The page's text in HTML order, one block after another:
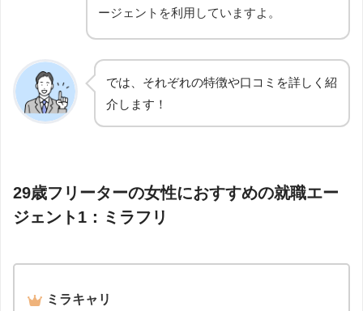
ージェントを利用していますよ。
では、それぞれの特徴や口コミを詳しく紹
介します！
29歳フリーターの女性におすすめの就職エー
ジェント1：ミラフリ
ミラキャリ